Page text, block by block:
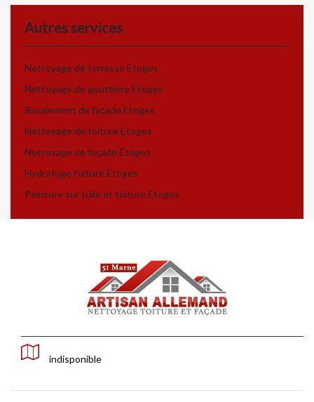
Autres services
Nettoyage de terrasse Etoges
Nettoyage de gouttière Etoges
Ravalement de façade Etoges
Nettoyage de toiture Etoges
Nettoyage de façade Etoges
Hydrofuge toiture Etoges
Peinture sur tuile et toiture Etoges
indisponible